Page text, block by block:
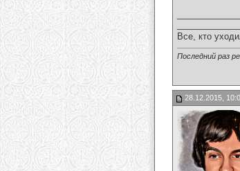
Все, кто
Последний раз
28.12.2015,